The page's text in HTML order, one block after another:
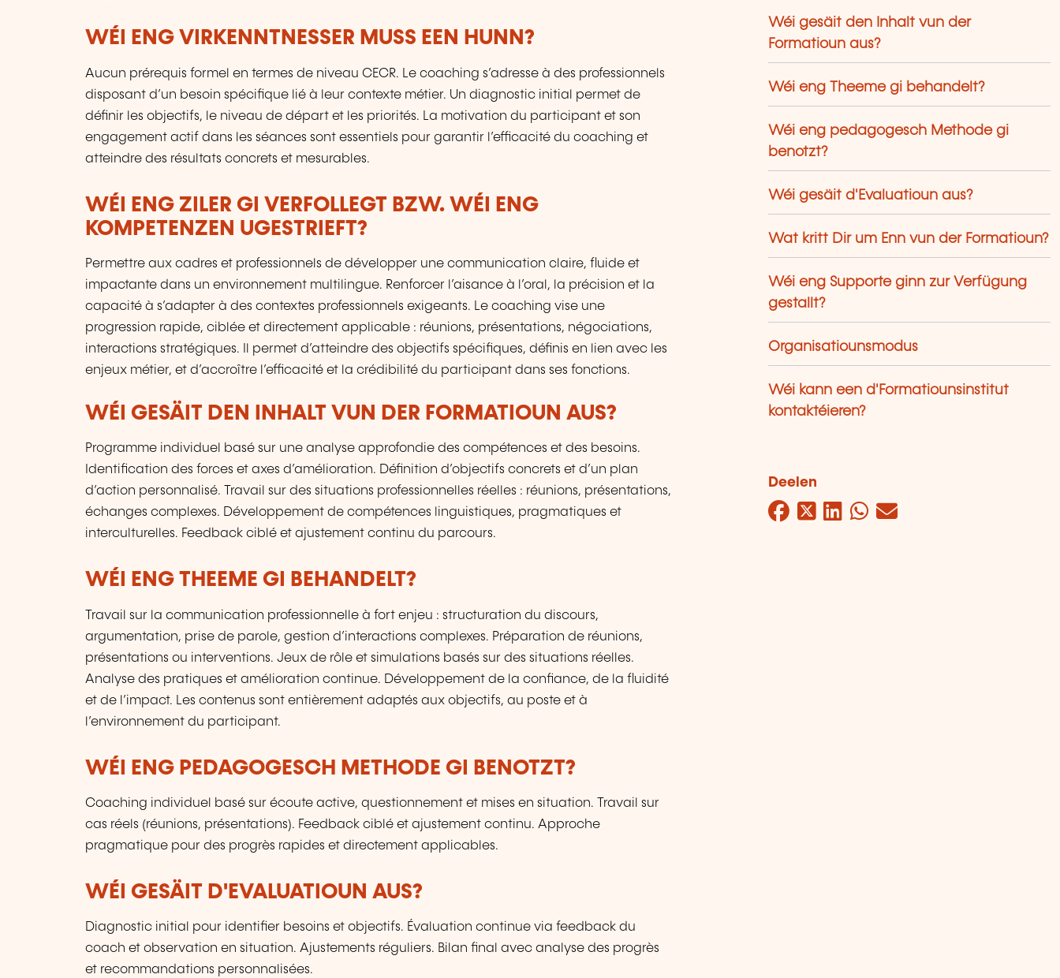
WÉI ENG VIRKENNTNESSER MUSS EEN HUNN?
Aucun prérequis formel en termes de niveau CECR. Le coaching s’adresse à des professionnels
disposant d’un besoin spécifique lié à leur contexte métier. Un diagnostic initial permet de
définir les objectifs, le niveau de départ et les priorités. La motivation du participant et son
engagement actif dans les séances sont essentiels pour garantir l’efficacité du coaching et
atteindre des résultats concrets et mesurables.
WÉI ENG ZILER GI VERFOLLEGT BZW. WÉI ENG
KOMPETENZEN UGESTRIEFT?
Permettre aux cadres et professionnels de développer une communication claire, fluide et
impactante dans un environnement multilingue. Renforcer l’aisance à l’oral, la précision et la
capacité à s’adapter à des contextes professionnels exigeants. Le coaching vise une
progression rapide, ciblée et directement applicable : réunions, présentations, négociations,
interactions stratégiques. Il permet d’atteindre des objectifs spécifiques, définis en lien avec les
enjeux métier, et d’accroître l’efficacité et la crédibilité du participant dans ses fonctions.
WÉI GESÄIT DEN INHALT VUN DER FORMATIOUN AUS?
Programme individuel basé sur une analyse approfondie des compétences et des besoins.
Identification des forces et axes d’amélioration. Définition d’objectifs concrets et d’un plan
d’action personnalisé. Travail sur des situations professionnelles réelles : réunions, présentations,
échanges complexes. Développement de compétences linguistiques, pragmatiques et
interculturelles. Feedback ciblé et ajustement continu du parcours.
WÉI ENG THEEME GI BEHANDELT?
Travail sur la communication professionnelle à fort enjeu : structuration du discours,
argumentation, prise de parole, gestion d’interactions complexes. Préparation de réunions,
présentations ou interventions. Jeux de rôle et simulations basés sur des situations réelles.
Analyse des pratiques et amélioration continue. Développement de la confiance, de la fluidité
et de l’impact. Les contenus sont entièrement adaptés aux objectifs, au poste et à
l’environnement du participant.
WÉI ENG PEDAGOGESCH METHODE GI BENOTZT?
Coaching individuel basé sur écoute active, questionnement et mises en situation. Travail sur
cas réels (réunions, présentations). Feedback ciblé et ajustement continu. Approche
pragmatique pour des progrès rapides et directement applicables.
WÉI GESÄIT D'EVALUATIOUN AUS?
Diagnostic initial pour identifier besoins et objectifs. Évaluation continue via feedback du
coach et observation en situation. Ajustements réguliers. Bilan final avec analyse des progrès
et recommandations personnalisées.
Wéi gesäit den Inhalt vun der
Formatioun aus?
Wéi eng Theeme gi behandelt?
Wéi eng pedagogesch Methode gi
benotzt?
Wéi gesäit d'Evaluatioun aus?
Wat kritt Dir um Enn vun der Formatioun?
Wéi eng Supporte ginn zur Verfügung
gestallt?
Organisatiounsmodus
Wéi kann een d'Formatiounsinstitut
kontaktéieren?
Deelen
Facebook
Twitter
LinkedIn
WhatsApp
Mail